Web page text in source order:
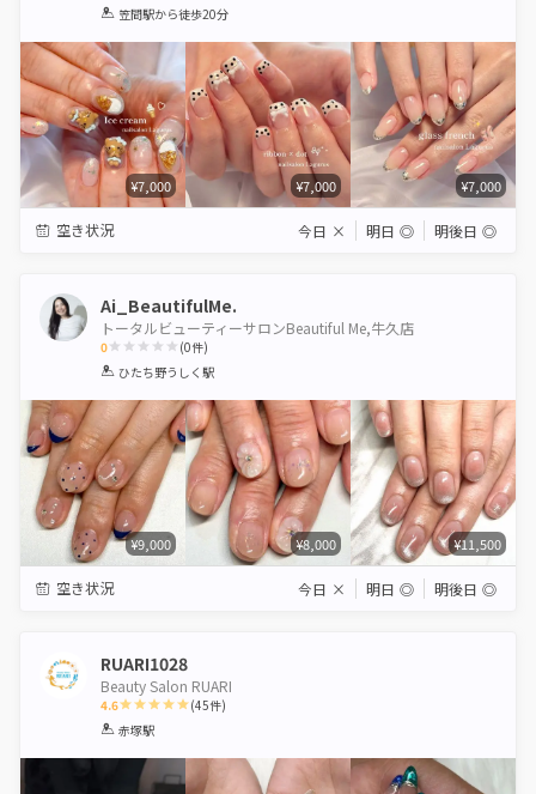
1 2 3 4 5
笠間駅から徒歩20分
¥7,000 ¥7,000 ¥7,000
空き状況 今日 × 明日 ◎ 明後日 ◎
Ai_BeautifulMe.
トータルビューティーサロンBeautiful Me,牛久店
0
1 2 3 4 5
(0件)
ひたち野うしく駅
¥9,000 ¥8,000 ¥11,500
空き状況 今日 × 明日 ◎ 明後日 ◎
RUARI1028
Beauty Salon RUARI
4.6
1 2 3
(45件)
赤塚駅